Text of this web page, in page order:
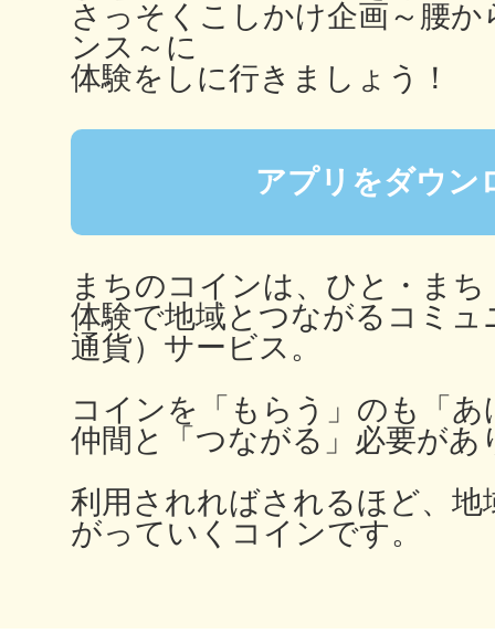
さっそくこしかけ企画～腰
ンス～に
体験をしに行きましょう！
アプリをダウン
まちのコインは、ひと・ま
体験で地域とつながるコミュ
通貨）サービス。
コインを「もらう」のも「
仲間と「つながる」必要があ
利用されればされるほど、地
がっていくコインです。
八尾
鎌倉
渋谷区